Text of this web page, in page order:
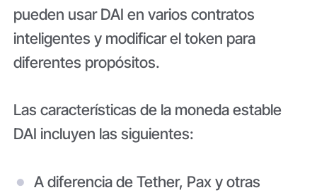
pueden usar DAI en varios contratos
inteligentes y modificar el token para
diferentes propósitos.
Las características de la moneda estable
DAI incluyen las siguientes:
A diferencia de Tether, Pax y otras